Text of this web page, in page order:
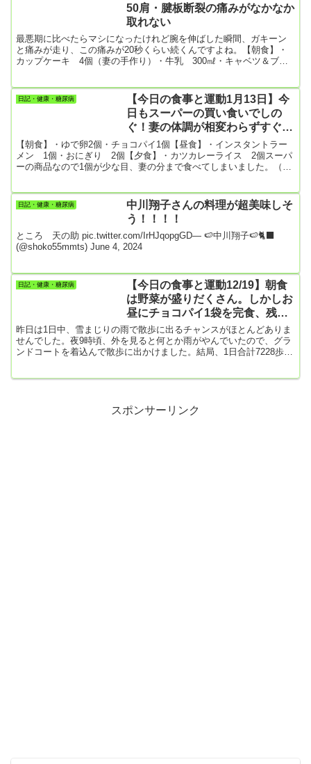
50肩・腱板断裂の痛みがなかなか
取れない
最悪期に比べたらマシになったけれど腕を伸ばした瞬間、ガキーン
と痛みが走り、この痛みが20秒くらい続くんですよね。【朝食】・
カップケーキ 4個（妻の手作り）・牛乳 300㎖・キャベツ＆ブロ
リー）・グラタン【夜食】我慢してたのについに買い出しに行って
食べてしまったよ。妻には内緒！体が砂糖漬けになるけど我慢でき
ないんですよね！・丸ごとバナナ・レーズンサンド【今日の運
日記・健康・糖尿病
【今日の食事と運動1月13日】今
日もスーパーの買い食いでしの
ぐ！妻の体調が相変わらずすぐれ
ない
【朝食】・ゆで卵2個・チョコパイ1個【昼食】・インスタントラー
メン 1個・おにぎり 2個【夕食】・カツカレーライス 2個スーパ
ーの商品なので1個が少な目、妻の分まで食べてしまいました。（い
ものが無い。自分でもわからないそうだ。菓子パンを買うにしても
何を買ってよいのやら。【今日の運動】まだ何もしていません。
日記・健康・糖尿病
中川翔子さんの料理が超美味しそ
う！！！！
ところ 天の助 pic.twitter.com/IrHJqopgGD— 🍉中川翔子🍉🐈‍⬛
(@shoko55mmts) June 4, 2024
日記・健康・糖尿病
【今日の食事と運動12/19】朝食
は野菜が盛りだくさん。しかしお
昼にチョコパイ1袋を完食、残
念！
昨日は1日中、雪まじりの雨で散歩に出るチャンスがほとんどありま
せんでした。夜9時頃、外を見ると何とか雨がやんでいたので、グラ
ンドコートを着込んで散歩に出かけました。結局、1日合計7228歩。
ます。一方、僕が買い込んでくる朝食は菓子パンや丸ごとバナナな
スポンサーリンク